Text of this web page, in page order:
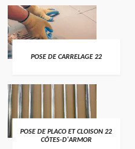
POSE DE CARRELAGE 22
POSE DE PLACO ET CLOISON 22
CÔTES-D'ARMOR